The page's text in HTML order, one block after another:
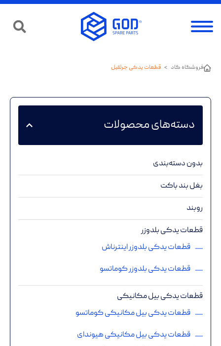
فروشگاه گاد > قطعات یدکی جرثقیل
دسته‌های محصولات
بدون دسته‌بندی
بغل بند باکت
روبند
قطعات یدکی بلدوزر
قطعات یدکی بلدوزر اینترناش
قطعات یدکی بلدوزر کوماتسو
قطعات یدکی بیل مکانیکی
قطعات یدکی بیل مکانیکی کوماتسو
قطعات یدکی بیل مکانیکی هیوندای